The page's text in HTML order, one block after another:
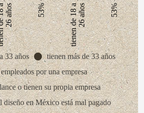
a26 años 53% tienen de 18 a26 años 53%
33 años
tienen más de 33 años
por una empresa
o tienen su propia empresa
diseño en México está mal pagado